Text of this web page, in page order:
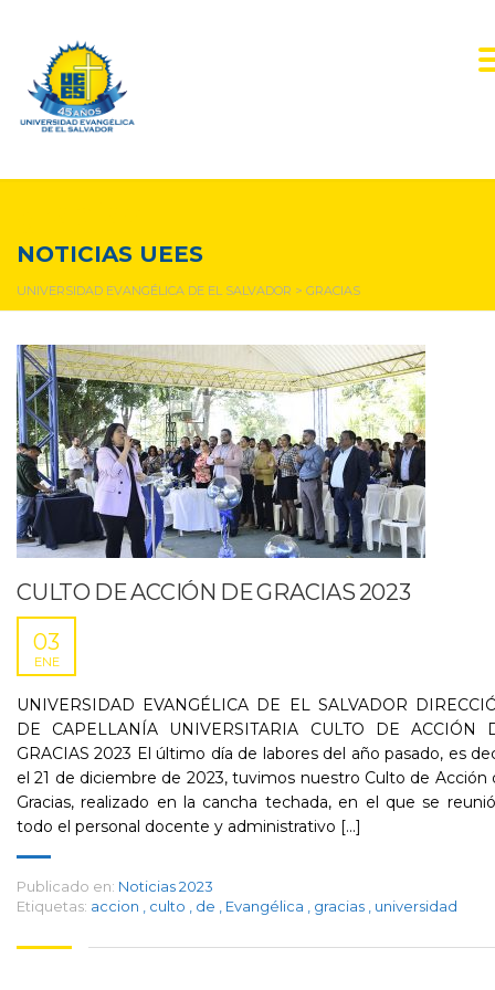
NOTICIAS UEES
UNIVERSIDAD EVANGÉLICA DE EL SALVADOR > GRACIAS
CULTO DE ACCIÓN DE GRACIAS 2023
03
ENE
UNIVERSIDAD EVANGÉLICA DE EL SALVADOR
DE CAPELLANÍA UNIVERSITARIA CULTO DE ACCIÓN
GRACIAS 2023 El último día de labores del año pasado, es
el 21 de diciembre de 2023, tuvimos nuestro Culto de Acción
Gracias, realizado en la cancha techada, en el que se
todo el personal docente y administrativo [...]
Publicado en: Noticias 2023
Etiquetas: accion culto de Evangélica gracias universidad